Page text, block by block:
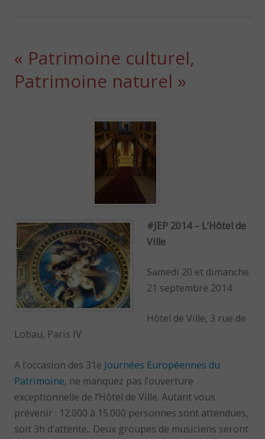
« Patrimoine culturel,
Patrimoine naturel »
#JEP 2014 – L’Hôtel de
Ville
Samedi 20 et dimanche
21 septembre 2014
Hôtel de Ville, 3 rue de
Lobau, Paris IV
A l’occasion des 31e Journées Européennes du
Patrimoine, ne manquez pas l’ouverture
exceptionnelle de l’Hôtel de Ville. Autant vous
prévenir : 12.000 à 15.000 personnes sont attendues,
soit 3h d’attente.. Deux groupes de musiciens seront